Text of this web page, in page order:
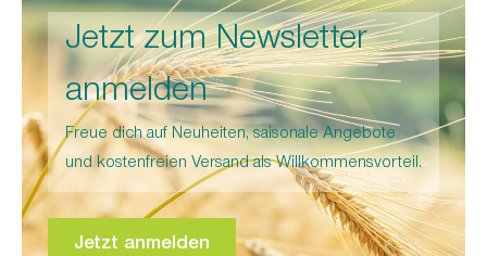
Jetzt zum Newsletter
anmelden
Freue dich auf Neuheiten, saisonale Angebote
und kostenfreien Versand als Willkommensvorteil.
Jetzt anmelden